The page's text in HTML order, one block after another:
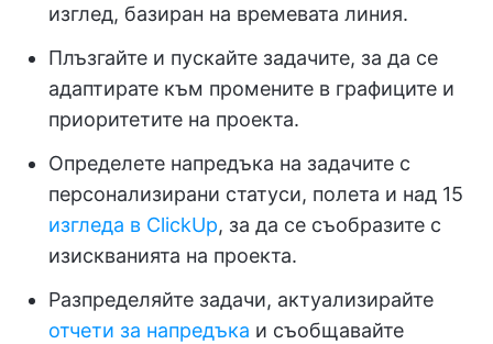
изглед, базиран на времевата линия.
Плъзгайте и пускайте задачите, за да се
адаптирате към промените в графиците и
приоритетите на проекта.
Определете напредъка на задачите с
персонализирани статуси, полета и над 15
изгледа в ClickUp, за да се съобразите с
изискванията на проекта.
Разпределяйте задачи, актуализирайте
отчети за напредъка и съобщавайте